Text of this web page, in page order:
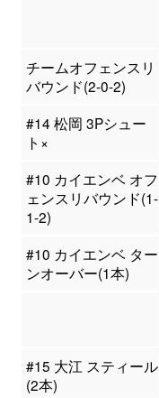
チームオフェンスリ
バウンド(2-0-2)
#14 松岡 3Pシュー
ト×
#10 カイエンベ オフ
ェンスリバウンド(1-
1-2)
#10 カイエンベ ター
ンオーバー(1本)
#15 大江 スティール
(2本)